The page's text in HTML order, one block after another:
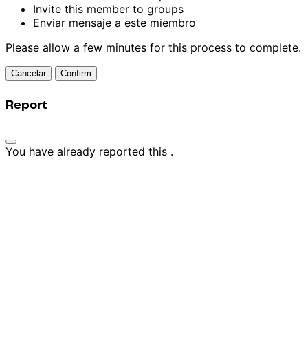
Invite this member to groups
Enviar mensaje a este miembro
Please allow a few minutes for this process to complete.
Confirm
Report
You have already reported this .